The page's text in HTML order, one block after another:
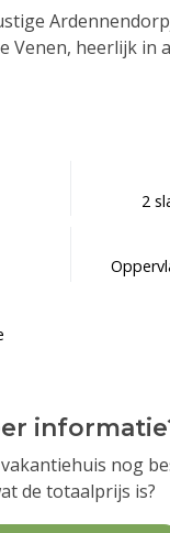
Venen, heerlijk in
2
nog
de totaalprijs is?